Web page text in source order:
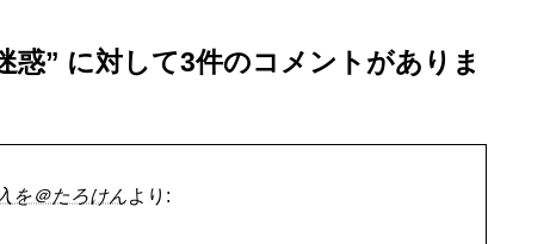
惑” に対して3件のコメントがありま
を＠たろけんより: